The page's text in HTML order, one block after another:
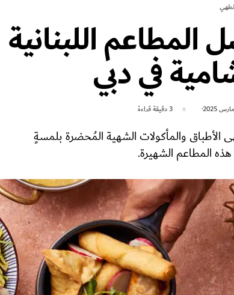
المطاعم اللبنانية
في دبي
3دقيقة قراءة
الأطباق والمأكولات الشهية المُحضرة بلمسةٍ
المطاعم الشهيرة.